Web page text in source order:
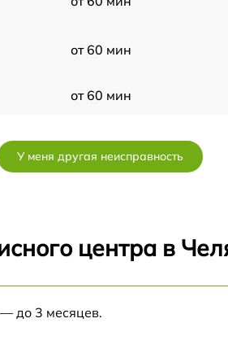
от 60 мин
от 60 мин
от 60 мин
от 60 мин
У меня другая неисправность
центра в
до 3 месяцев.